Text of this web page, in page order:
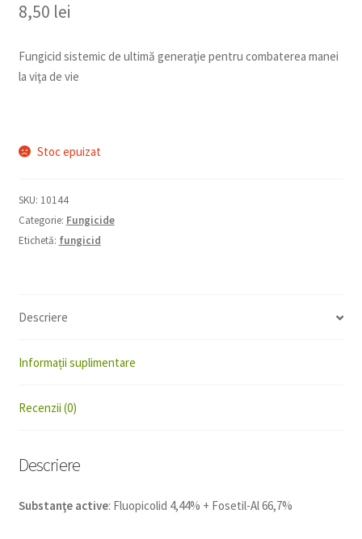
8,50 lei
Fungicid sistemic de ultimă generaţie pentru combaterea manei
la viţa de vie
Stoc epuizat
SKU: 10144
Categorie: Fungicide
Etichetă: fungicid
Descriere
Informații suplimentare
Recenzii (0)
Descriere
Substanţe active: Fluopicolid 4,44% + Fosetil-Al 66,7%